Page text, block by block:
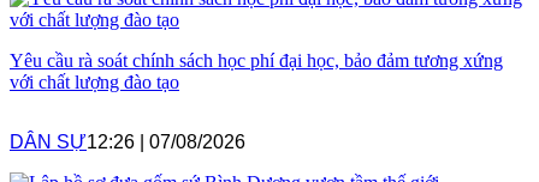
Yêu cầu rà soát chính sách học phí đại học, bảo đảm tương xứng
với chất lượng đào tạo
DÂN SỰ12:26 07/08/2026